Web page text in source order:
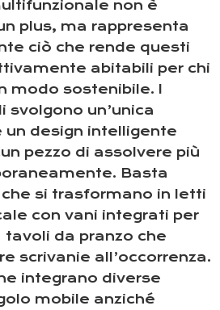
non è
plus, ma rappresenta
ciò che rende questi
abitabili per chi
modo sostenibile. I
svolgono un’unica
un design intelligente
pezzo di assolvere più
Basta
si trasformano in letti
con vani integrati per
tavoli da pranzo che
scrivanie all’occorrenza.
integrano diverse
mobile anziché